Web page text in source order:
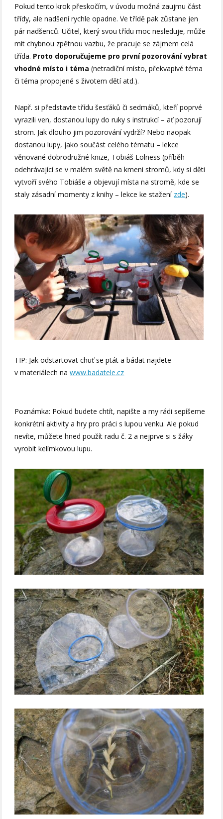
Pokud tento krok přeskočím, v úvodu možná zaujmu část
třídy, ale nadšení rychle opadne. Ve třídě pak zůstane jen
pár nadšenců. Učitel, který svou třídu moc nesleduje, může
mít chybnou zpětnou vazbu, že pracuje se zájmem celá
třída. Proto doporučujeme pro první pozorování vybrat
vhodné místo i téma (netradiční místo, překvapivé téma
či téma propojené s životem dětí atd.).
Např. si představte třídu šesťáků či sedmáků, kteří poprvé
vyrazili ven, dostanou lupy do ruky s instrukcí – ať pozorují
strom. Jak dlouho jim pozorování vydrží? Nebo naopak
dostanou lupy, jako součást celého tématu – lekce
věnované dobrodružné knize, Tobiáš Lolness (příběh
odehrávající se v malém světě na kmeni stromů, kdy si děti
vytvoří svého Tobiáše a objevují místa na stromě, kde se
staly zásadní momenty z knihy – lekce ke stažení zde).
TIP: Jak odstartovat chuť se ptát a bádat najdete
v materiálech nawww.badatele.cz
Poznámka: Pokud budete chtít, napište a my rádi sepíšeme
konkrétní aktivity a hry pro práci s lupou venku. Ale pokud
nevíte, můžete hned použít radu č. 2 a nejprve si s žáky
vyrobit kelímkovou lupu.